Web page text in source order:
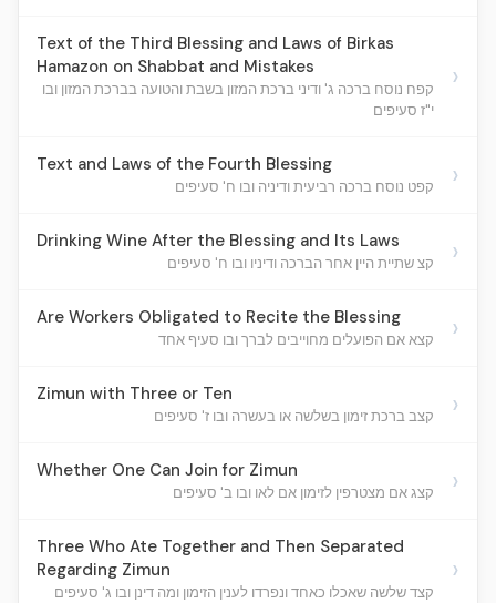
Text of the Third Blessing and Laws of Birkas
Hamazon on Shabbat and Mistakes
קפח נוסח ברכה ג' ודיני ברכת המזון בשבת והטועה בברכת המזון ובו
י"ז סעיפים
›
Text and Laws of the Fourth Blessing
קפט נוסח ברכה רביעית ודיניה ובו ח' סעיפים ›
Drinking Wine After the Blessing and Its Laws
קצ שתיית היין אחר הברכה ודיניו ובו ח' סעיפים ›
Are Workers Obligated to Recite the Blessing
קצא אם הפועלים מחוייבים לברך ובו סעיף אחד ›
Zimun with Three or Ten
קצב ברכת זימון בשלשה או בעשרה ובו ז' סעיפים ›
Whether One Can Join for Zimun
קצג אם מצטרפין לזימון אם לאו ובו ב' סעיפים ›
Three Who Ate Together and Then Separated
Regarding Zimun
קצד שלשה שאכלו כאחד ונפרדו לענין הזימון ומה דינן ובו ג' סעיפים
›